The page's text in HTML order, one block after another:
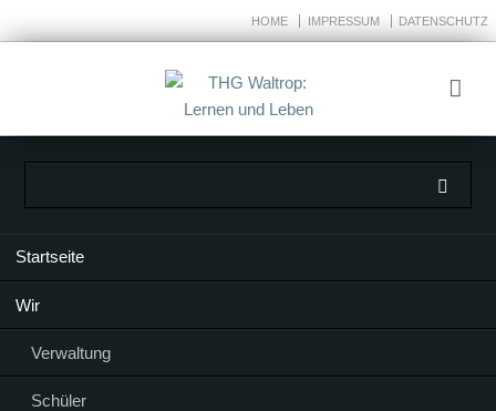
HOME IMPRESSUM DATENSCHUTZ
Startseite
Wir
Verwaltung
Schüler